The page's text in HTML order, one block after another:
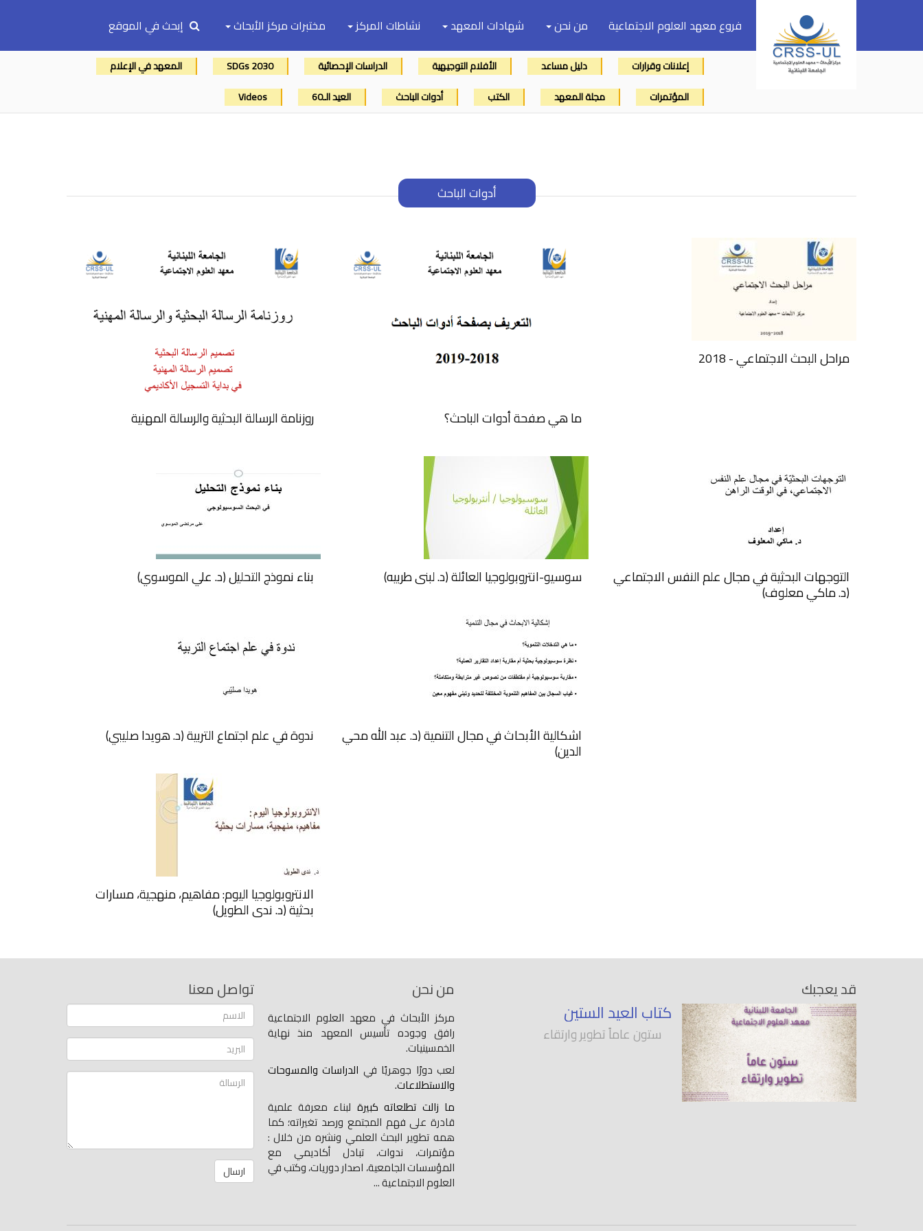
فروع معهد العلوم الاجتماعية من نحن شهادات المعهد نشاطات المركز مختبرات مركز الأبحاث إبحث في الموقع
إعلانات وقرارات دليل مساعد الأفلام التوجيهية الدراسات الإحصائية SDGs 2030
المعهد في الإعلام
المؤتمرات
مجلة المعهد الكتب أدوات الباحث العيد الـ60 Videos
أدوات الباحث
مراحل البحث الاجتماعي - 2018
ما هي صفحة أدوات الباحث؟ روزنامة الرسالة البحثية والرسالة المهنية
التوجهات البحثية في مجال علم النفس الاجتماعي
(د. ماكي معلوف)
سوسيو-انتروبولوجيا العائلة (د. لبنى طربيه) بناء نموذج التحليل (د. علي الموسوي)
اشكالية الأبحاث في مجال التنمية (د. عبد الله محي
الدين)
ندوة في علم اجتماع التربية (د. هويدا صليبي)
الانتروبولوجيا اليوم: مفاهيم، منهجية، مسارات
بحثية (د. ندى الطويل)
قد يعجبك
كتاب العيد الستين
ستون عاماً تطوير وارتقاء
من نحن
مركز الأبحاث في معهد العلوم الاجتماعية
رافق وجوده تأسيس المعهد منذ نهاية
الخمسينيات.
لعب دورًا جوهريًا في الدراسات والمسوحات
والاستطلاعات.
ما زالت تطلعاته كبيرة لبناء معرفة علمية
قادرة على فهم المجتمع ورصد تغيراته؛ كما
همه تطوير البحث العلمي ونشره من خلال :
مؤتمرات، ندوات، تبادل أكاديمي مع
المؤسسات الجامعية، اصدار دوريات، وكتب في
العلوم الاجتماعية ...
تواصل معنا
ارسال